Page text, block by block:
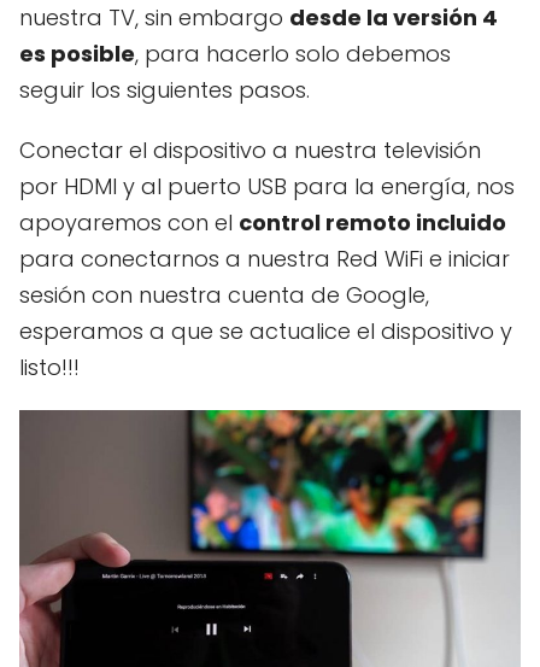
nuestra TV, sin embargo desde la versión 4
es posible, para hacerlo solo debemos
seguir los siguientes pasos.
Conectar el dispositivo a nuestra televisión
por HDMI y al puerto USB para la energía, nos
apoyaremos con el control remoto incluido
para conectarnos a nuestra Red WiFi e iniciar
sesión con nuestra cuenta de Google,
esperamos a que se actualice el dispositivo y
listo!!!